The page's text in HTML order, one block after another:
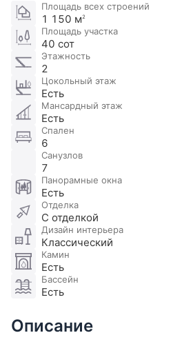
Площадь всех строений
1 150 м2
Площадь участка
40 сот
Этажность
2
Цокольный этаж
Есть
Мансардный этаж
Есть
Спален
6
Санузлов
7
Панорамные окна
Есть
Отделка
С отделкой
Дизайн интерьера
Классический
Камин
Есть
Бассейн
Есть
Описание